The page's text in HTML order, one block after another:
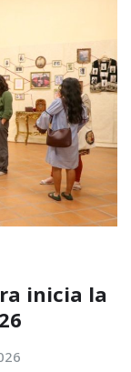
inicia la